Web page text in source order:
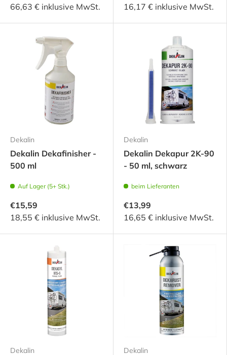
66,63 € inklusive MwSt.
16,17 € inklusive MwSt.
Dekalin
Dekalin Dekafinisher -
500 ml
Auf Lager (5+ Stk.)
€15,59
18,55 € inklusive MwSt.
Dekalin
Dekalin Dekapur 2K-90
- 50 ml, schwarz
beim Lieferanten
€13,99
16,65 € inklusive MwSt.
Dekalin Dekalin